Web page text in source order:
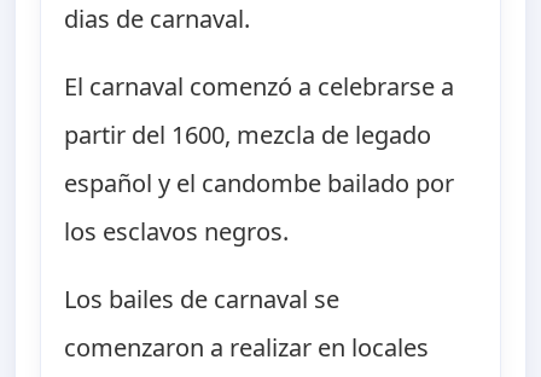
dias de carnaval.
El carnaval comenzó a celebrarse a
partir del 1600, mezcla de legado
español y el candombe bailado por
los esclavos negros.
Los bailes de carnaval se
comenzaron a realizar en locales